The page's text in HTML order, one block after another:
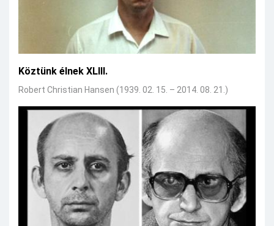
Köztünk élnek XLIII.
Robert Christian Hansen (1939. 02. 15. – 2014. 08. 21.)